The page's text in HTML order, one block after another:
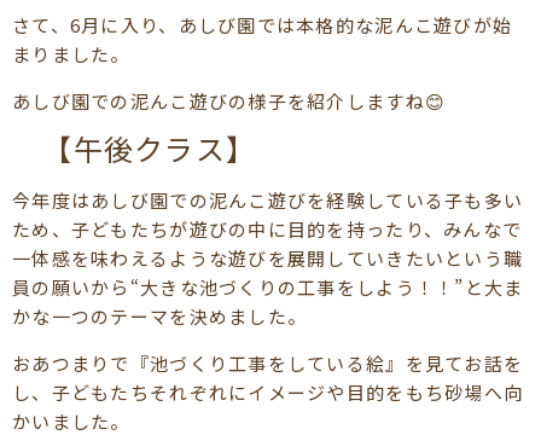
さて、6月に入り、あしび園では本格的な泥んこ遊びが始
まりました。
あしび園での泥んこ遊びの様子を紹介しますね😊
【午後クラス】
今年度はあしび園での泥んこ遊びを経験している子も多い
ため、子どもたちが遊びの中に目的を持ったり、みんなで
一体感を味わえるような遊びを展開していきたいという職
員の願いから“大きな池づくりの工事をしよう！！”と大ま
かな一つのテーマを決めました。
おあつまりで『池づくり工事をしている絵』を見てお話を
し、子どもたちそれぞれにイメージや目的をもち砂場へ向
かいました。